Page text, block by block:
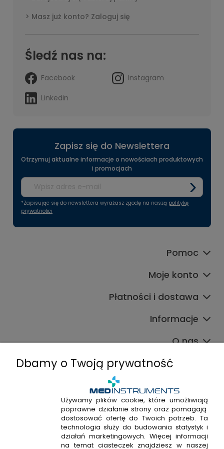
Masz już konto? Zaloguj się
Śledź nas na:
Facebook
Instagram
Linkedin
Zapisz się do Newslettera
Otrzymuj aktualne informacje o nowościach produktowych
i promocjach
*Zapisując się do newslettera wyrażasz zgodę na naszą politykę
prywatności
Pomoc
Moje konto
Płatności i dostawa
Informacje
O nas
+48 720 915 338
+48 22 298 53 38
Napisz do nas!
Dbamy o Twoją prywatność
Używamy plików cookie, które umożliwiają
poprawne działanie strony oraz pomagają
dostosować ofertę do Twoich potrzeb. Ta
technologia służy do budowania statystyk i
działań marketingowych. Więcej informacji
na temat ciasteczek znajdziesz w naszej